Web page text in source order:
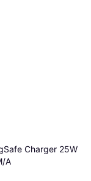
Charger 25W
A